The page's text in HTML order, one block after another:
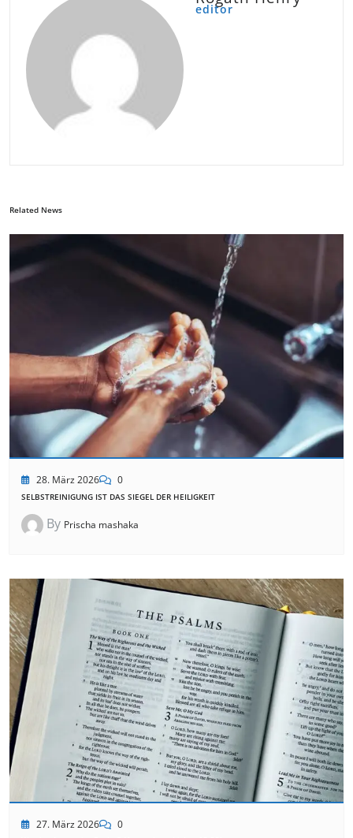
editor
Related News
28. März 2026 0
SELBSTREINIGUNG IST DAS SIEGEL DER HEILIGKEIT
By Prischa mashaka
27. März 2026 0